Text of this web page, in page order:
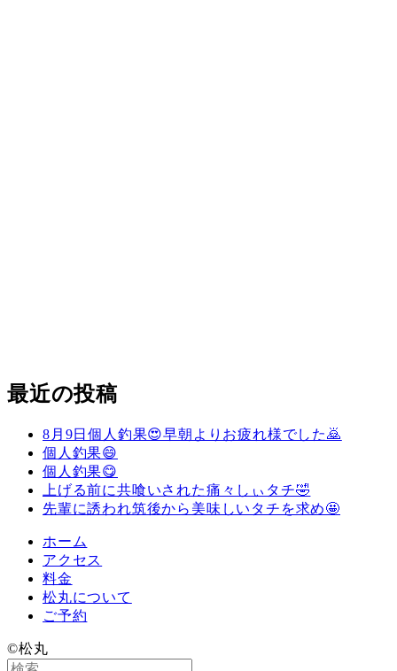
最近の投稿
8月9日個人釣果😍早朝よりお疲れ様でした🙇
個人釣果😄
個人釣果😋
上げる前に共喰いされた痛々しぃタチ🤣
先輩に誘われ筑後から美味しいタチを求め🤩
ホーム
アクセス
料金
松丸について
ご予約
©️松丸
検